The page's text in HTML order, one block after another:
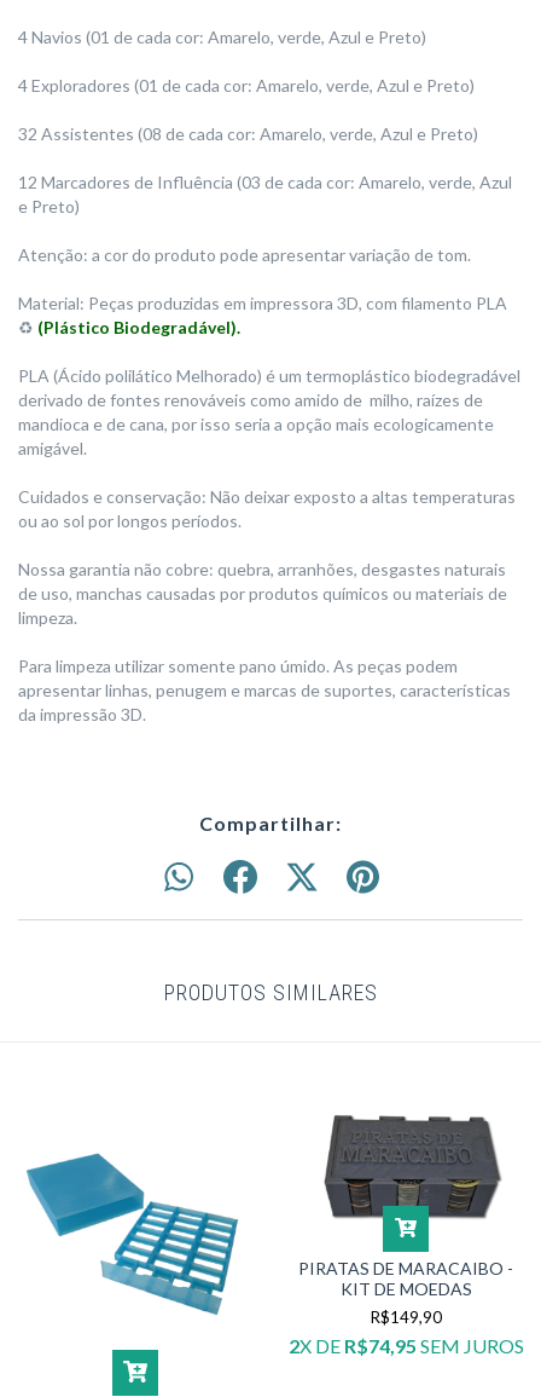
4 Navios (01 de cada cor: Amarelo, verde, Azul e Preto)
4 Exploradores (01 de cada cor: Amarelo, verde, Azul e Preto)
32 Assistentes (08 de cada cor: Amarelo, verde, Azul e Preto)
12 Marcadores de Influência (03 de cada cor: Amarelo, verde, Azul
e Preto)
Atenção: a cor do produto pode apresentar variação de tom.
Material: Peças produzidas em impressora 3D, com filamento PLA
♻️ (Plástico Biodegradável).
PLA (Ácido polilático Melhorado) é um termoplástico biodegradável
derivado de fontes renováveis como amido de milho, raízes de
mandioca e de cana, por isso seria a opção mais ecologicamente
amigável.
Cuidados e conservação: Não deixar exposto a altas temperaturas
ou ao sol por longos períodos.
Nossa garantia não cobre: quebra, arranhões, desgastes naturais
de uso, manchas causadas por produtos químicos ou materiais de
limpeza.
Para limpeza utilizar somente pano úmido. As peças podem
apresentar linhas, penugem e marcas de suportes, características
da impressão 3D.
Compartilhar:
PRODUTOS SIMILARES
PIRATAS DE MARACAIBO -
KIT DE MOEDAS
R$149,90
2X DE R$74,95 SEM JUROS